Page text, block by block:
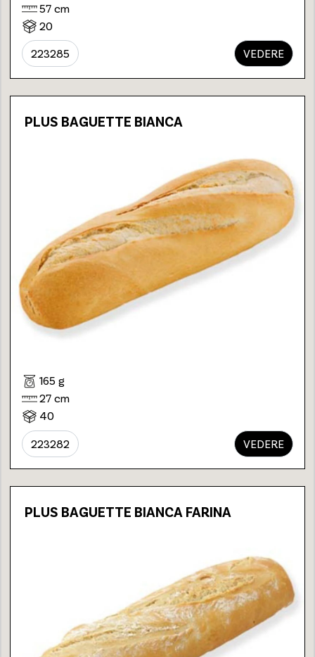
57 cm
20
223285 VEDERE
PLUS BAGUETTE BIANCA
165 g
27 cm
40
223282 VEDERE
PLUS BAGUETTE BIANCA FARINA